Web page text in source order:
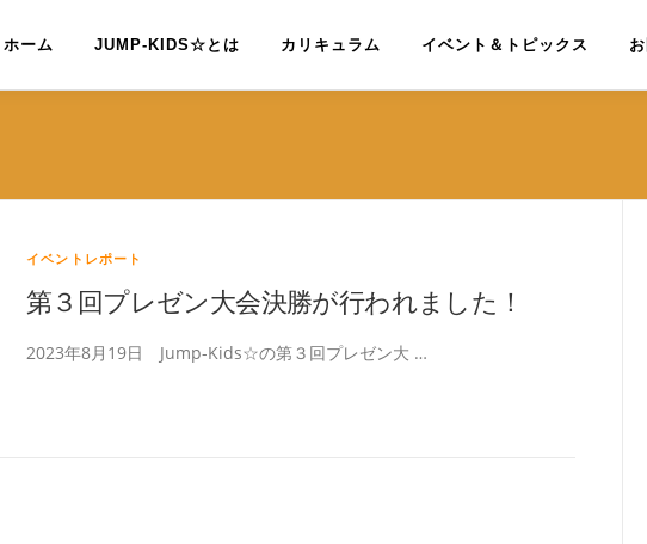
ホーム JUMP-KIDS☆とは カリキュラム イベント＆トピックス
イベントレポート
第３回プレゼン大会決勝が行われました！
2023年8月19日 Jump-Kids☆の第３回プレゼン大 …